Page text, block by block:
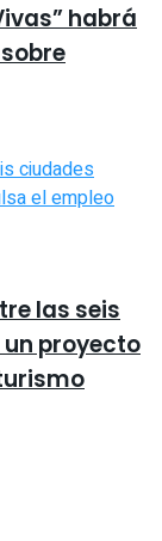
habrá
las seis
proyecto